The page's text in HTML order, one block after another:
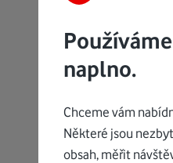
naplno.
Chceme vám
Některé jsou
obsah, měřit